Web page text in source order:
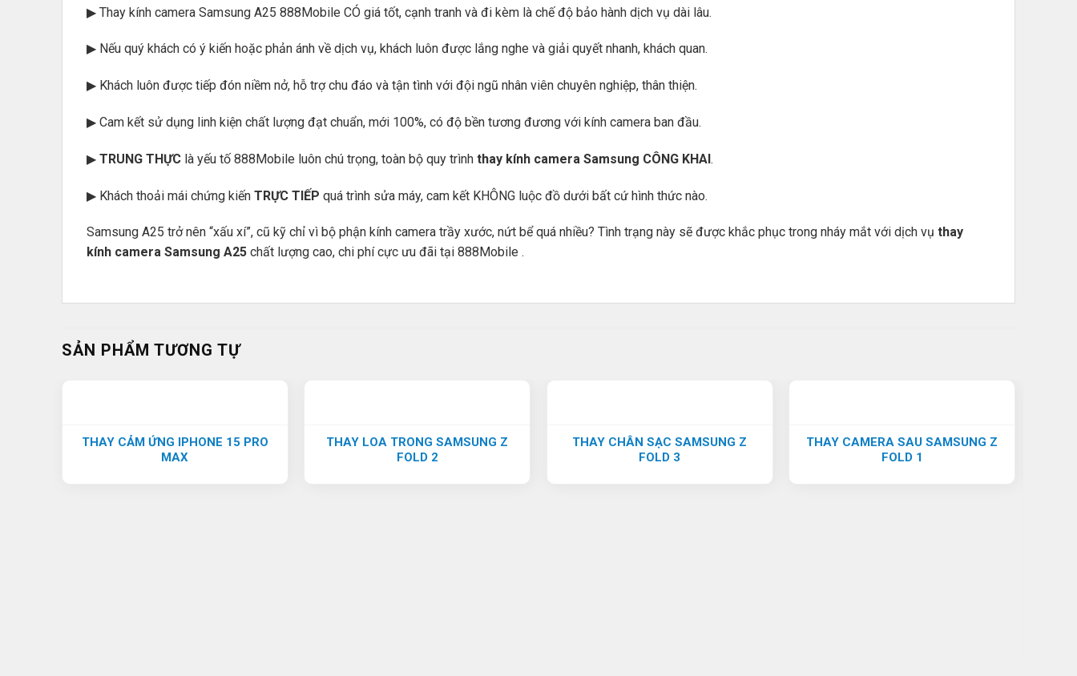
▶ Thay kính camera Samsung A25 888Mobile CÓ giá tốt, cạnh tranh và đi kèm là chế độ bảo hành dịch vụ dài lâu.
▶ Nếu quý khách có ý kiến hoặc phản ánh về dịch vụ, khách luôn được lắng nghe và giải quyết nhanh, khách quan.
▶ Khách luôn được tiếp đón niềm nở, hỗ trợ chu đáo và tận tình với đội ngũ nhân viên chuyên nghiệp, thân thiện.
▶ Cam kết sử dụng linh kiện chất lượng đạt chuẩn, mới 100%, có độ bền tương đương với kính camera ban đầu.
▶ TRUNG THỰC là yếu tố 888Mobile luôn chú trọng, toàn bộ quy trình thay kính camera Samsung CÔNG KHAI.
▶ Khách thoải mái chứng kiến TRỰC TIẾP quá trình sửa máy, cam kết KHÔNG luộc đồ dưới bất cứ hình thức nào.
Samsung A25 trở nên “xấu xí”, cũ kỹ chỉ vì bộ phận kính camera trầy xước, nứt bể quá nhiều? Tình trạng này sẽ được khắc phục trong nháy mắt với dịch vụ thay
kính camera Samsung A25 chất lượng cao, chi phí cực ưu đãi tại 888Mobile .
SẢN PHẨM TƯƠNG TỰ
THAY CẢM ỨNG IPHONE 15 PRO
MAX
THAY LOA TRONG SAMSUNG Z
FOLD 2
THAY CHÂN SẠC SAMSUNG Z
FOLD 3
THAY CAMERA SAU SAMSUNG Z
FOLD 1